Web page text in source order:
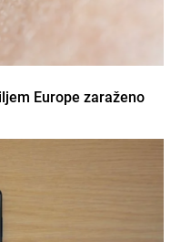
Europe zaraženo